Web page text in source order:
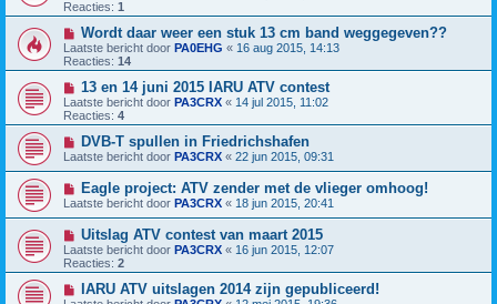
Reacties: 1
Wordt daar weer een stuk 13 cm band weggegeven??
Laatste bericht door PA0EHG « 16 aug 2015, 14:13
Reacties: 14
13 en 14 juni 2015 IARU ATV contest
Laatste bericht door PA3CRX « 14 jul 2015, 11:02
Reacties: 4
DVB-T spullen in Friedrichshafen
Laatste bericht door PA3CRX « 22 jun 2015, 09:31
Eagle project: ATV zender met de vlieger omhoog!
Laatste bericht door PA3CRX « 18 jun 2015, 20:41
Uitslag ATV contest van maart 2015
Laatste bericht door PA3CRX « 16 jun 2015, 12:07
Reacties: 2
IARU ATV uitslagen 2014 zijn gepubliceerd!